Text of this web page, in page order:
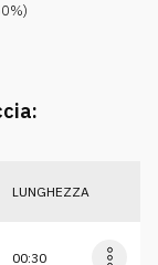
LUNGHEZZA
00:30